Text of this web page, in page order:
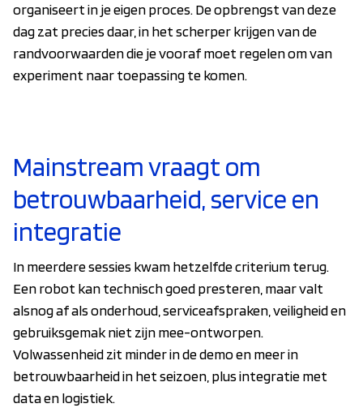
organiseert in je eigen proces. De opbrengst van deze
dag zat precies daar, in het scherper krijgen van de
randvoorwaarden die je vooraf moet regelen om van
experiment naar toepassing te komen.
Mainstream vraagt om
betrouwbaarheid, service en
integratie
In meerdere sessies kwam hetzelfde criterium terug.
Een robot kan technisch goed presteren, maar valt
alsnog af als onderhoud, serviceafspraken, veiligheid en
gebruiksgemak niet zijn mee-ontworpen.
Volwassenheid zit minder in de demo en meer in
betrouwbaarheid in het seizoen, plus integratie met
data en logistiek.